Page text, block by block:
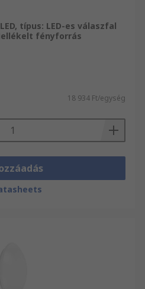
típus: LED-es válaszfal
fényforrás
18 934 Ft/egység